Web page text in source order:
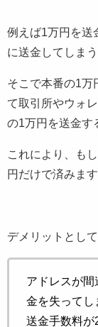
例えば1万円を送
に送金してしま
そこで本番の1万
て取引所やウォ
の1万円を送金す
これにより、も
円だけで済みます
デメリットとし
アドレスが
金を失ってし
送金手数料が